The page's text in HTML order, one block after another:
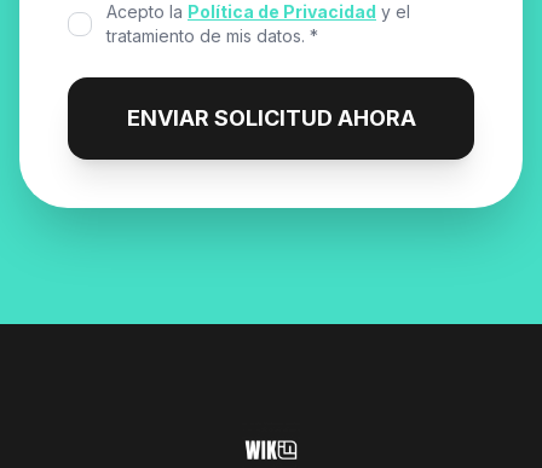
Acepto la Política de Privacidad y el
tratamiento de mis datos. *
ENVIAR SOLICITUD AHORA